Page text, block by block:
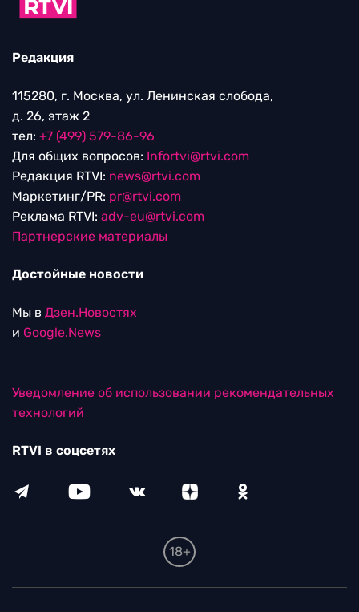
Редакция
115280, г. Москва, ул. Ленинская слобода,
д. 26, этаж 2
тел: +7 (499) 579-86-96
Для общих вопросов: Infortvi@rtvi.com
Редакция RTVI: news@rtvi.com
Маркетинг/PR: pr@rtvi.com
Реклама RTVI: adv-eu@rtvi.com
Партнерские материалы
Достойные новости
Мы в Дзен.Новостях
и Google.News
Уведомление об использовании рекомендательных
технологий
RTVI в соцсетях
18+